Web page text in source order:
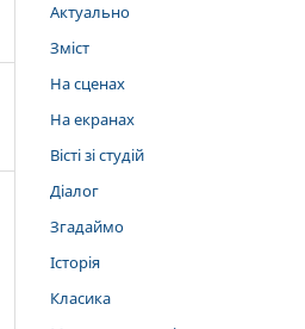
Актуально
Зміст
На сценах
На екранах
Вісті зі студій
Діалог
Згадаймо
Історія
Класика